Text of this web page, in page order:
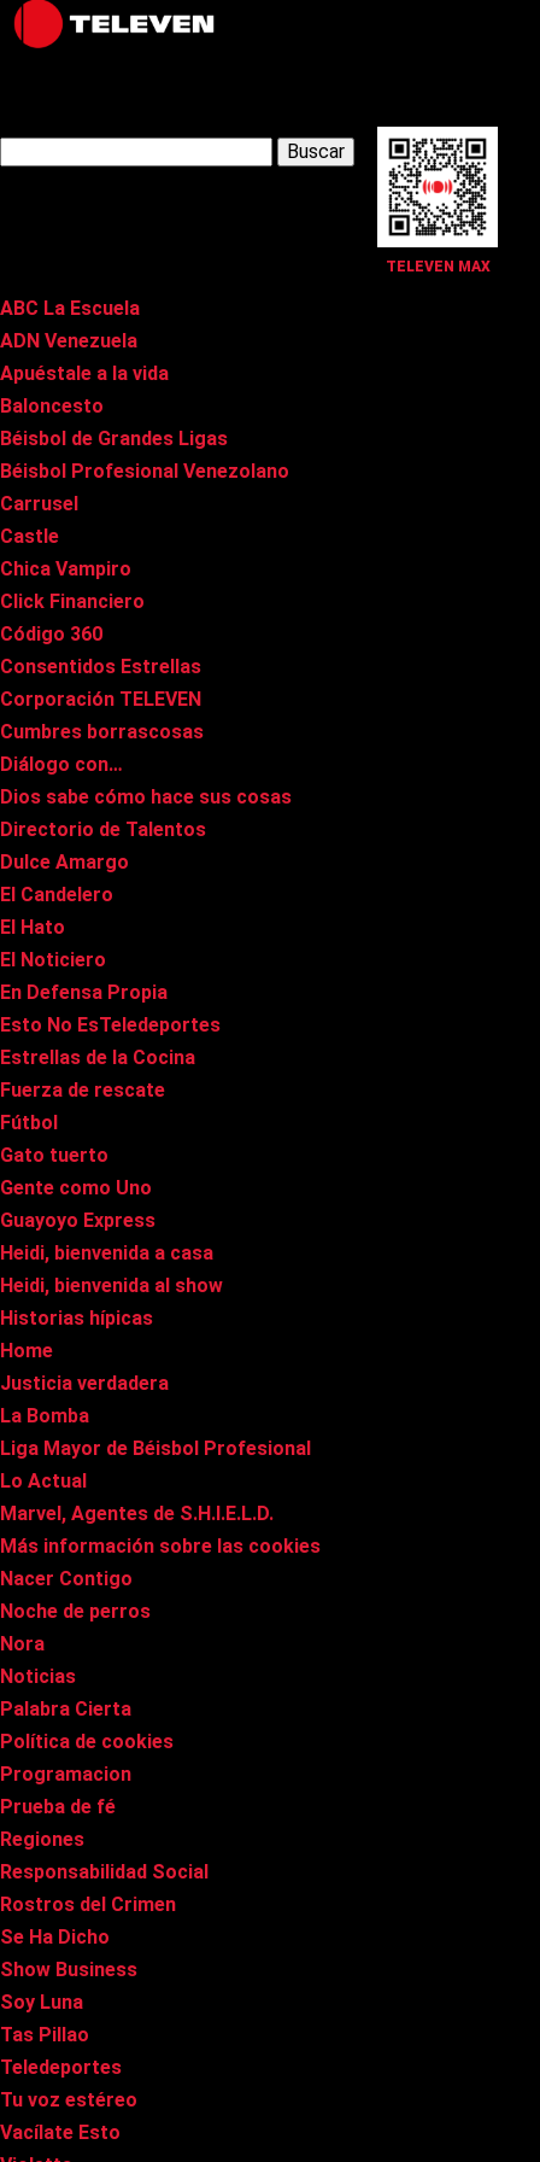
TELEVEN MAX
Latest Posts
ABC La Escuela
ADN Venezuela
Apuéstale a la vida
Baloncesto
Béisbol de Grandes Ligas
Béisbol Profesional Venezolano
Carrusel
Castle
Chica Vampiro
Click Financiero
Código 360
Consentidos Estrellas
Corporación TELEVEN
Cumbres borrascosas
Diálogo con…
Dios sabe cómo hace sus cosas
Directorio de Talentos
Dulce Amargo
El Candelero
El Hato
El Noticiero
En Defensa Propia
Esto No EsTeledeportes
Estrellas de la Cocina
Fuerza de rescate
Fútbol
Gato tuerto
Gente como Uno
Guayoyo Express
Heidi, bienvenida a casa
Heidi, bienvenida al show
Historias hípicas
Home
Justicia verdadera
La Bomba
Liga Mayor de Béisbol Profesional
Lo Actual
Marvel, Agentes de S.H.I.E.L.D.
Más información sobre las cookies
Nacer Contigo
Noche de perros
Nora
Noticias
Palabra Cierta
Política de cookies
Programacion
Prueba de fé
Regiones
Responsabilidad Social
Rostros del Crimen
Se Ha Dicho
Show Business
Soy Luna
Tas Pillao
Teledeportes
Tu voz estéreo
Vacílate Esto